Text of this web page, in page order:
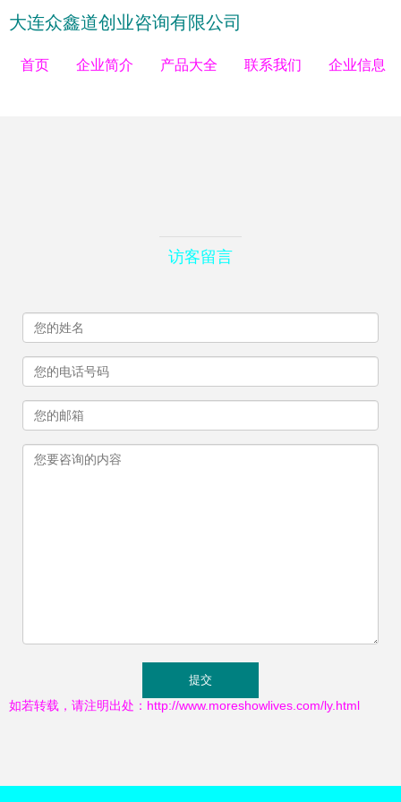
大连众鑫道创业咨询有限公司
首页 企业简介 产品大全 联系我们 企业信息
访客留言
如若转载，请注明出处：http://www.moreshowlives.com/ly.html